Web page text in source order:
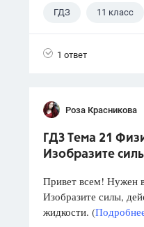
ГДЗ 11 класс
1 ответ
Роза Красникова
ГДЗ Тема 21
Изобразите
Привет всем! Нужен
Изобразите силы,
жидкости. (